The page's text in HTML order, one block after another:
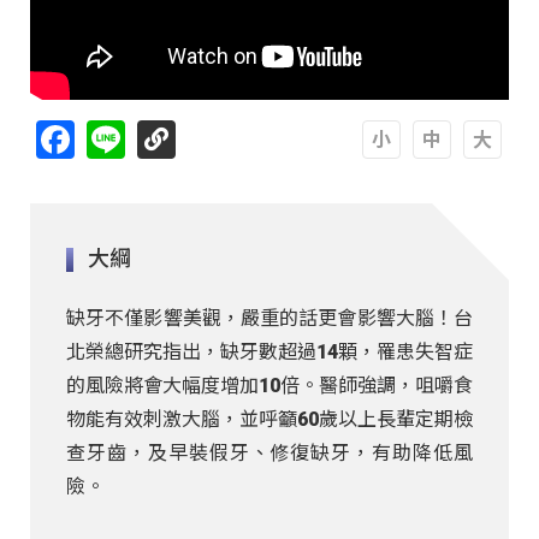
Facebook
Line
大綱
缺牙不僅影響美觀，嚴重的話更會影響大腦！台
北榮總研究指出，缺牙數超過14顆，罹患失智症
的風險將會大幅度增加10倍。醫師強調，咀嚼食
物能有效刺激大腦，並呼籲60歲以上長輩定期檢
查牙齒，及早裝假牙、修復缺牙，有助降低風
險。